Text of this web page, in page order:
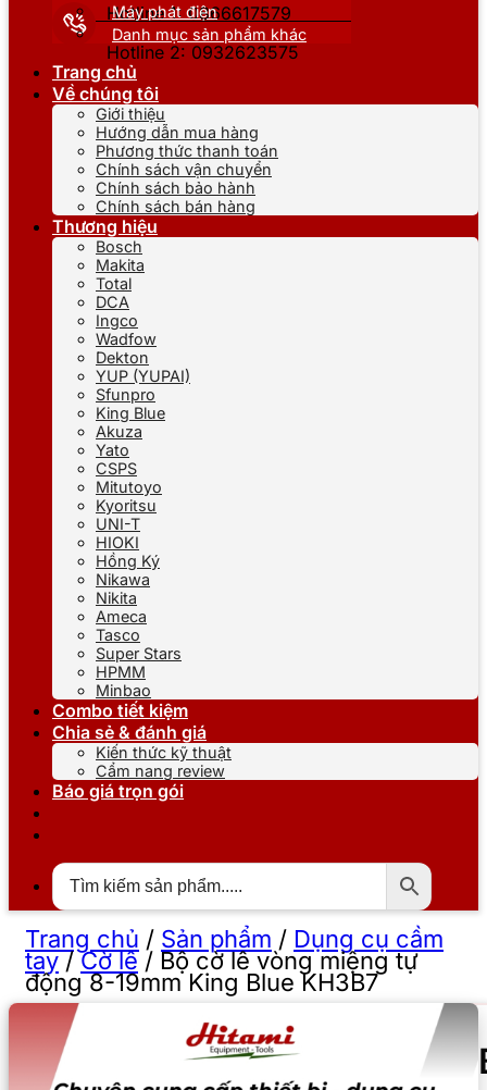
Hotline 1: 0866617579
Hotline 2: 0932623575
Máy phát điện
Danh mục sản phẩm khác
Trang chủ
Về chúng tôi
Giới thiệu
Hướng dẫn mua hàng
Phương thức thanh toán
Chính sách vận chuyển
Chính sách bảo hành
Chính sách bán hàng
Thương hiệu
Bosch
Makita
Total
DCA
Ingco
Wadfow
Dekton
YUP (YUPAI)
Sfunpro
King Blue
Akuza
Yato
CSPS
Mitutoyo
Kyoritsu
UNI-T
HIOKI
Hồng Ký
Nikawa
Nikita
Ameca
Tasco
Super Stars
HPMM
Minbao
Combo tiết kiệm
Chia sẻ & đánh giá
Kiến thức kỹ thuật
Cẩm nang review
Báo giá trọn gói
Trang chủ / Sản phẩm / Dụng cụ cầm
tay/Cờ lê/ Bộ cờ lê vòng miệng tự
động 8-19mm King Blue KH3B7